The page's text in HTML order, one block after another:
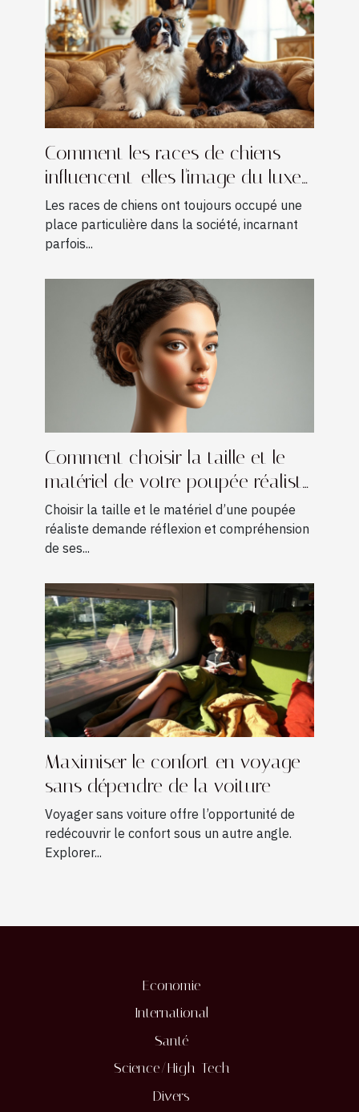
Comment les races de chiens
influencent-elles l'image du luxe
?
Les races de chiens ont toujours occupé une
place particulière dans la société, incarnant
parfois...
Comment choisir la taille et le
matériel de votre poupée réaliste
?
Choisir la taille et le matériel d’une poupée
réaliste demande réflexion et compréhension
de ses...
Maximiser le confort en voyage
sans dépendre de la voiture
Voyager sans voiture offre l’opportunité de
redécouvrir le confort sous un autre angle.
Explorer...
Economie
International
Santé
Science/High-Tech
Divers